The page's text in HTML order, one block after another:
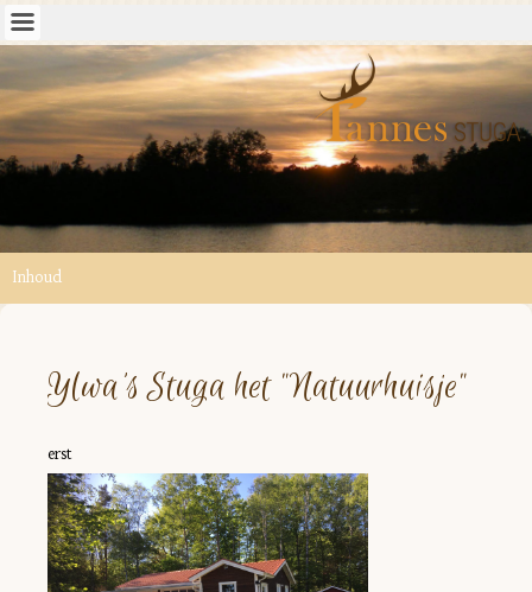
Inhoud
Ylwa's Stuga het "Natuurhuisje"
erst